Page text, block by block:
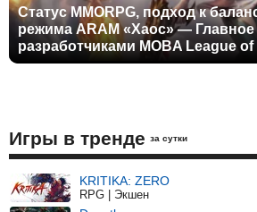
Статус MMORPG, подход к
режима ARAM «Хаос» —
разработчиками MOBA League
Игры в тренде за сутки
KRITIKA: ZERO
RPG | Экшен